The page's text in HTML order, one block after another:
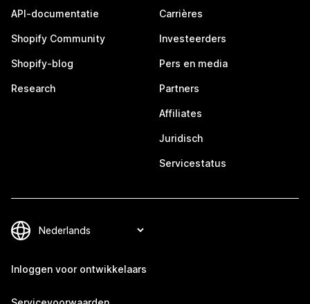
API-documentatie
Shopify Community
Shopify-blog
Research
Carrières
Investeerders
Pers en media
Partners
Affiliates
Juridisch
Servicestatus
Inloggen voor ontwikkelaars